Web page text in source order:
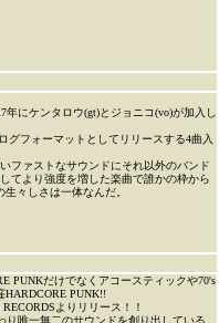
にケンタロウ(gt)とジョニコ(vo)が加入し
グフォーマットとしてリリースする4曲入
ファストなサウンドにそれ以外のバンド
てより強度を増した楽曲で誰かの枠から
々しさは一体なんだ。
PUNKだけでなくアコースティックや70's
HARDCORE PUNK!!
よりリリース！！
唯一無二のサウンドを創り出している。